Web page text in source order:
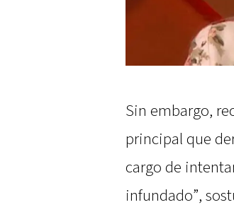
Sin embargo,
principal que
cargo de
infundado”,